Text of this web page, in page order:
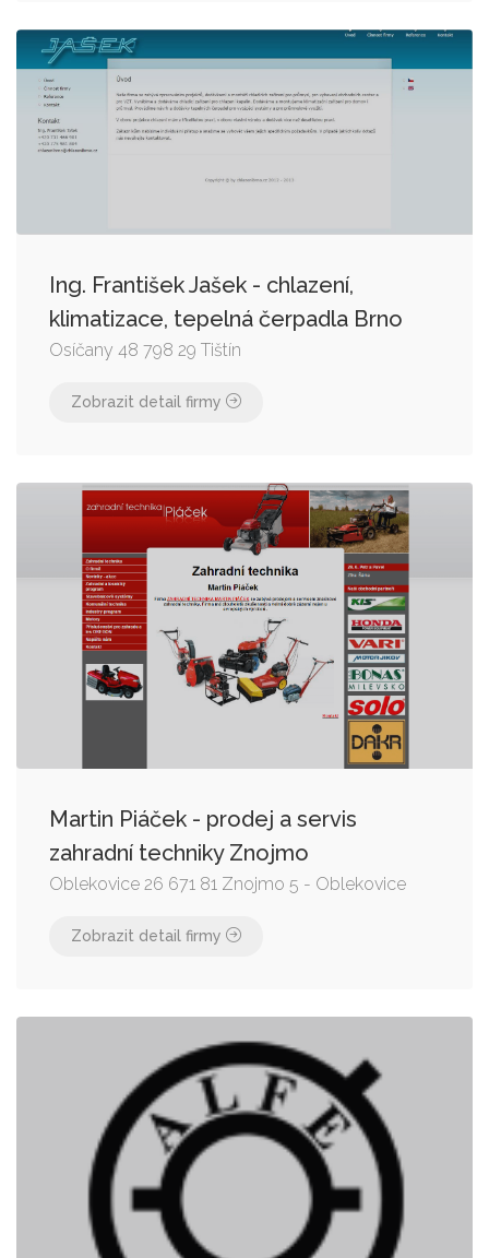
Ing. František Jašek - chlazení,
klimatizace, tepelná čerpadla Brno
Osíčany 48 798 29 Tištín
Zobrazit detail firmy
Martin Piáček - prodej a servis
zahradní techniky Znojmo
Oblekovice 26 671 81 Znojmo 5 - Oblekovice
Zobrazit detail firmy